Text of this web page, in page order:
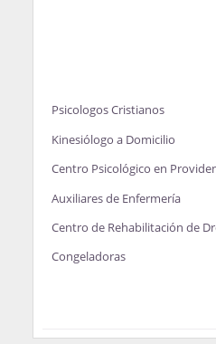
Psicologos Cristianos
Kinesiólogo a Domicilio
Centro Psicológico en
Auxiliares de Enfermería
Centro de Rehabilitación de
Congeladoras